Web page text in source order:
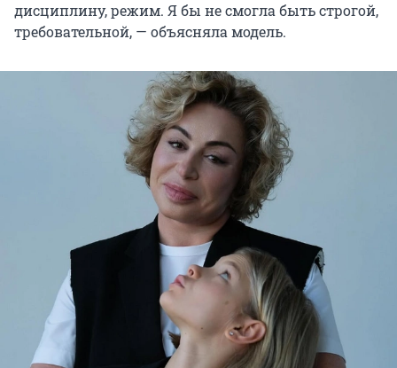
дисциплину, режим. Я бы не смогла быть строгой,
требовательной, — объясняла модель.